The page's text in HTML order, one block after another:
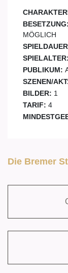
BESETZUNG:
MÖGLICH
SPIELALTER:
PUBLIKUM:
SZENEN/
BILDER: 1
TARIF: 4
Die Bremer